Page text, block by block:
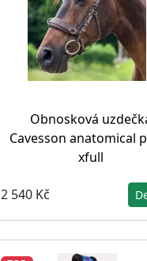
Obnosková
Cavesson anatomical
xfull
2 540 Kč